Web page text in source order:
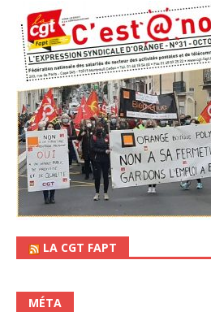
LA CGT FAPT
MÉTA